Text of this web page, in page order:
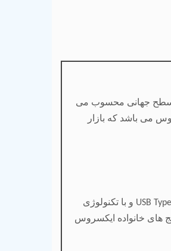
سطح جهانی محسوب می
می باشد که بازار
USB و با تکنولوژی
پرمصرف تا 48 ساعت کام دهی می کند. کارتریج های خانواده ایکسروس